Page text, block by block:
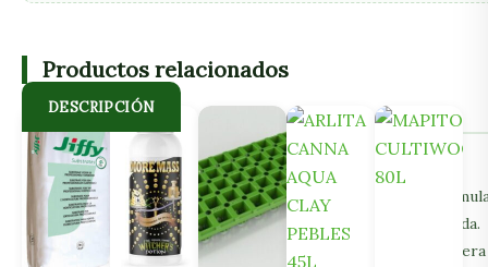
DESCRIPCIÓN
Root Force es el nuevo estimulador radicular de Grotek.
Consigue un crecimiento rápido de las raíces con una
original y orgánica a base de proteína hidrolizada de cebada.
También incluye guano de aves marinas, remolacha
Productos relacionados